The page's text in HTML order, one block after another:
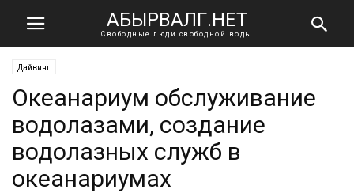
АБЫРВАЛГ.НЕТ
Свободные люди свободной воды
Дайвинг
Океанариум обслуживание
водолазами, создание
водолазных служб в
океанариумах